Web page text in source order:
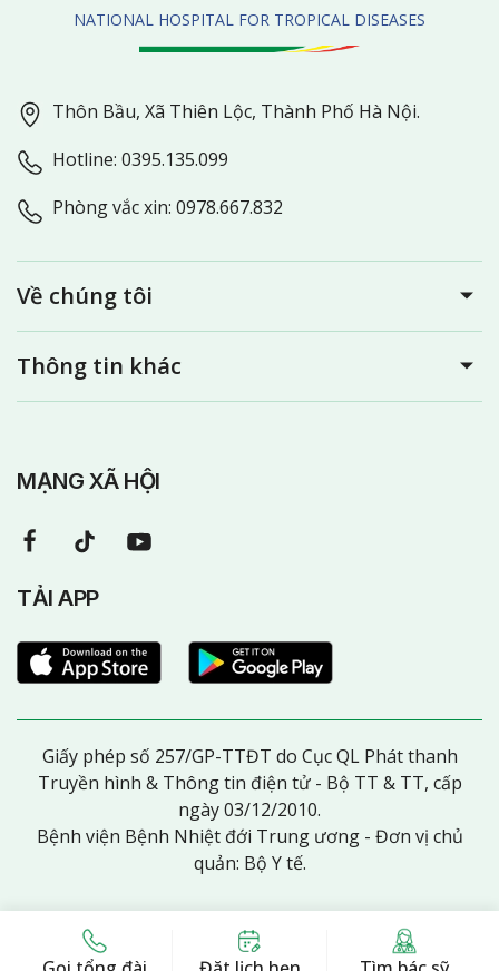
NATIONAL HOSPITAL FOR TROPICAL DISEASES
Thôn Bầu, Xã Thiên Lộc, Thành Phố Hà Nội.
Hotline: 0395.135.099
Phòng vắc xin: 0978.667.832
Về chúng tôi
Thông tin khác
MẠNG XÃ HỘI
TẢI APP
Giấy phép số 257/GP-TTĐT do Cục QL Phát thanh
Truyền hình & Thông tin điện tử - Bộ TT & TT, cấp
ngày 03/12/2010.
Bệnh viện Bệnh Nhiệt đới Trung ương - Đơn vị chủ
quản: Bộ Y tế.